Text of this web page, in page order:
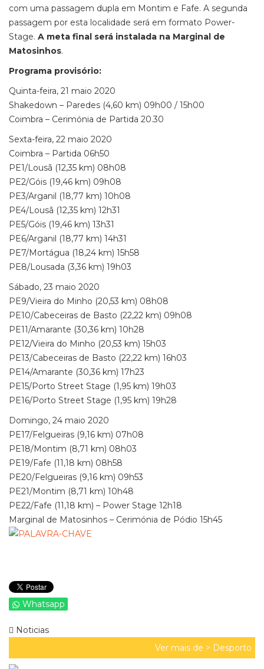
com uma passagem dupla em Montim e Fafe. A segunda
passagem por esta localidade será em formato Power-
Stage. A meta final será instalada na Marginal de
Matosinhos.
Programa provisório:
Quinta-feira, 21 maio 2020
Shakedown – Paredes (4,60 km) 09h00 / 15h00
Coimbra – Cerimónia de Partida 20.30
Sexta-feira, 22 maio 2020
Coimbra – Partida 06h50
PE1/Lousã (12,35 km) 08h08
PE2/Góis (19,46 km) 09h08
PE3/Arganil (18,77 km) 10h08
PE4/Lousã (12,35 km) 12h31
PE5/Góis (19,46 km) 13h31
PE6/Arganil (18,77 km) 14h31
PE7/Mortágua (18,24 km) 15h58
PE8/Lousada (3,36 km) 19h03
Sábado, 23 maio 2020
PE9/Vieira do Minho (20,53 km) 08h08
PE10/Cabeceiras de Basto (22,22 km) 09h08
PE11/Amarante (30,36 km) 10h28
PE12/Vieira do Minho (20,53 km) 15h03
PE13/Cabeceiras de Basto (22,22 km) 16h03
PE14/Amarante (30,36 km) 17h23
PE15/Porto Street Stage (1,95 km) 19h03
PE16/Porto Street Stage (1,95 km) 19h28
Domingo, 24 maio 2020
PE17/Felgueiras (9,16 km) 07h08
PE18/Montim (8,71 km) 08h03
PE19/Fafe (11,18 km) 08h58
PE20/Felgueiras (9,16 km) 09h53
PE21/Montim (8,71 km) 10h48
PE22/Fafe (11,18 km) – Power Stage 12h18
Marginal de Matosinhos – Cerimónia de Pódio 15h45
Whatsapp
Noticias
Ver mais de > Desporto